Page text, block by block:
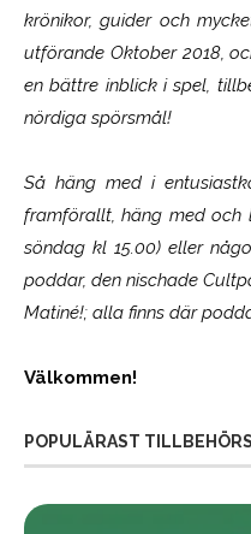
krönikor, guider och
utförande Oktober 2018,
en bättre inblick i spel,
nördiga spörsmål!
Så häng med i
framförallt, häng med och
söndag kl 15.00) eller
poddar, den nischade
Matiné!; alla finns där
Välkommen!
POPULÄRAST